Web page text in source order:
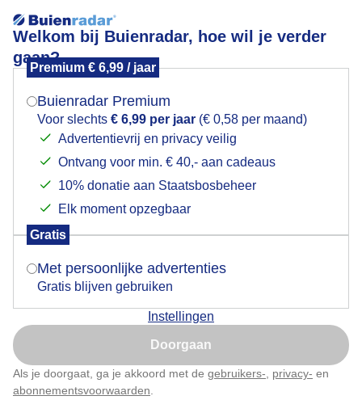
Welkom bij Buienradar, hoe wil je verder
gaan?
Premium € 6,99 / jaar
Buienradar Premium
Voor slechts € 6,99 per jaar (€ 0,58 per maand)
Advertentievrij en privacy veilig
Ontvang voor min. € 40,- aan cadeaus
10% donatie aan Staatsbosbeheer
Elk moment opzegbaar
Gratis
Met persoonlijke advertenties
Gratis blijven gebruiken
Instellingen
Doorgaan
Als je doorgaat, ga je akkoord met de gebruikers- privacy- en
abonnementsvoorwaarden
Mooi weer op het Vrijthof
Door: Anita Maes-Kuppens Gemaakt: 30-09-2025, 39x bekeken
Mogen we je locatie gebruiken voor het
Indien je hier nog geen akkoord op hebt gegeven,
verschijnt er zo een pop-up uit je browser waarin
Is goed, toon de popup
Nu niet, misschien later
Klik hierom dit aan te passen